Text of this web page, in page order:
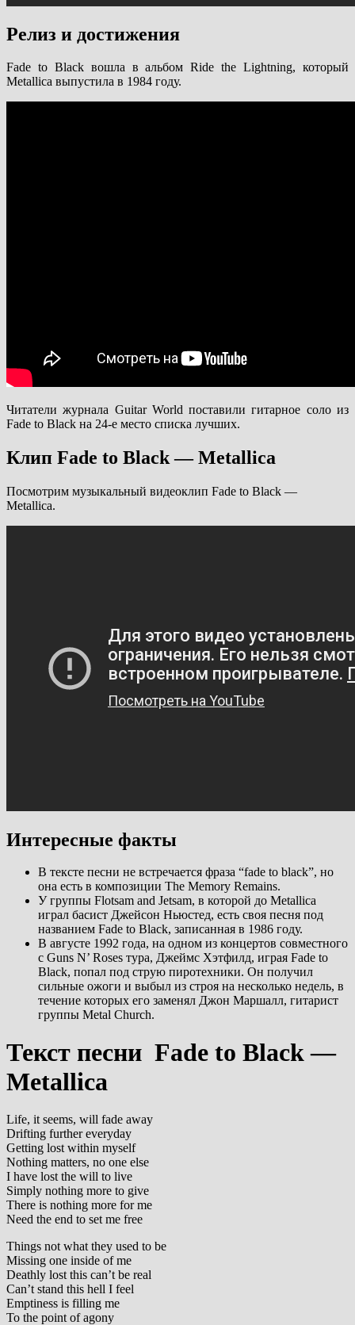
Релиз и достижения
Fade to Black вошла в альбом Ride the Lightning, который
Metallica выпустила в 1984 году.
Читатели журнала Guitar World поставили гитарное соло из
Fade to Black на 24-е место списка лучших.
Клип Fade to Black — Metallica
Посмотрим музыкальный видеоклип Fade to Black —
Metallica.
Интересные факты
В тексте песни не встречается фраза “fade to black”, но
она есть в композиции The Memory Remains.
У группы Flotsam and Jetsam, в которой до Metallica
играл басист Джейсон Ньюстед, есть своя песня под
названием Fade to Black, записанная в 1986 году.
В августе 1992 года, на одном из концертов совместного
с Guns N’ Roses тура, Джеймс Хэтфилд, играя Fade to
Black, попал под струю пиротехники. Он получил
сильные ожоги и выбыл из строя на несколько недель, в
течение которых его заменял Джон Маршалл, гитарист
группы Metal Church.
Текст песни Fade to Black —
Metallica
Life, it seems, will fade away
Drifting further everyday
Getting lost within myself
Nothing matters, no one else
I have lost the will to live
Simply nothing more to give
There is nothing more for me
Need the end to set me free
Things not what they used to be
Missing one inside of me
Deathly lost this can’t be real
Can’t stand this hell I feel
Emptiness is filling me
To the point of agony